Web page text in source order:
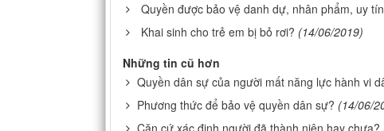
Quyền được bảo vệ danh dự, nhân phẩm, uy
Khai sinh cho trẻ em bị bỏ rơi? (14/06/2019)
Những tin cũ hơn
Quyền dân sự của người mất năng lực hành vi
Phương thức để bảo vệ quyền dân sự? (14/06/